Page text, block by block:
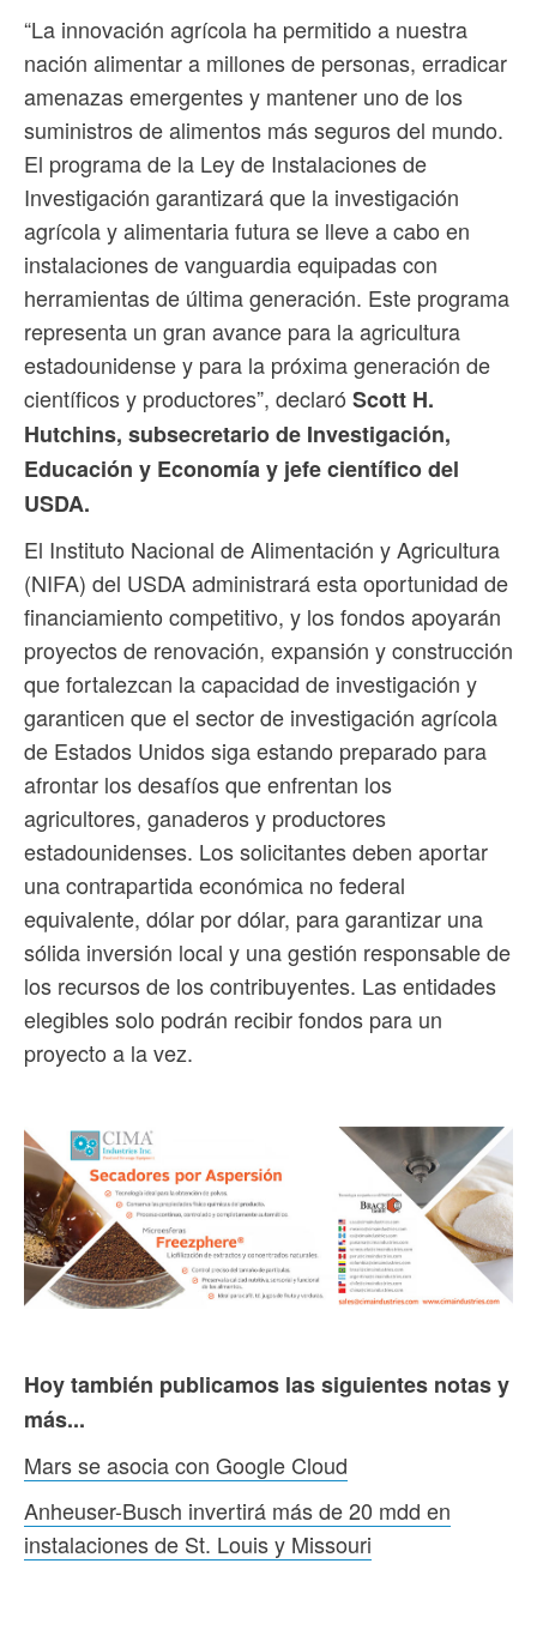
“La innovación agrícola ha permitido a nuestra
nación alimentar a millones de personas, erradicar
amenazas emergentes y mantener uno de los
suministros de alimentos más seguros del mundo.
El programa de la Ley de Instalaciones de
Investigación garantizará que la investigación
agrícola y alimentaria futura se lleve a cabo en
instalaciones de vanguardia equipadas con
herramientas de última generación. Este programa
representa un gran avance para la agricultura
estadounidense y para la próxima generación de
científicos y productores”, declaró Scott H.
Hutchins, subsecretario de Investigación,
Educación y Economía y jefe científico del
USDA.
El Instituto Nacional de Alimentación y Agricultura
(NIFA) del USDA administrará esta oportunidad de
financiamiento competitivo, y los fondos apoyarán
proyectos de renovación, expansión y construcción
que fortalezcan la capacidad de investigación y
garanticen que el sector de investigación agrícola
de Estados Unidos siga estando preparado para
afrontar los desafíos que enfrentan los
agricultores, ganaderos y productores
estadounidenses. Los solicitantes deben aportar
una contrapartida económica no federal
equivalente, dólar por dólar, para garantizar una
sólida inversión local y una gestión responsable de
los recursos de los contribuyentes. Las entidades
elegibles solo podrán recibir fondos para un
proyecto a la vez.
Hoy también publicamos las siguientes notas y
más...
Mars se asocia con Google Cloud
Anheuser-Busch invertirá más de 20 mdd en
instalaciones de St. Louis y Missouri